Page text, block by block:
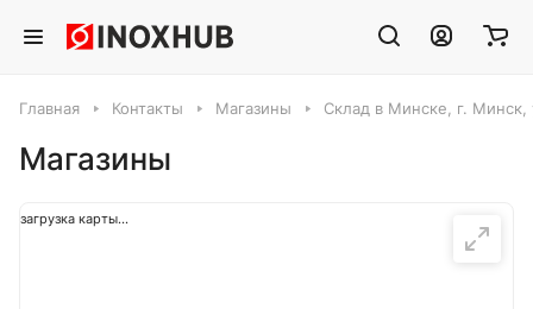
Главная Контакты Магазины Склад в Минске, г. Минск,
Магазины
загрузка карты...